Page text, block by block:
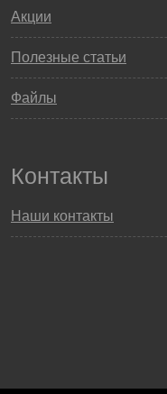
Акции
Полезные статьи
Файлы
Контакты
Наши контакты